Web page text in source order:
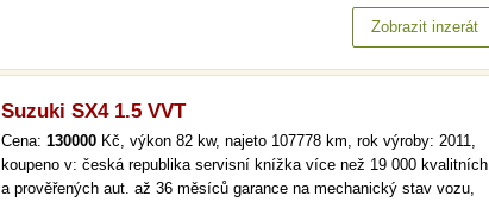
prověřených aut. až 36 měsíců garance na mechanický stav vozu,
Zobrazit inzerát
Suzuki SX4 1.5 VVT
Cena: 130000 Kč, výkon 82 kw, najeto 107778 km, rok výroby: 2011,
koupeno v: česká republika servisní knížka více než 19 000 kvalitních
a prověřených aut. až 36 měsíců garance na mechanický stav vozu,